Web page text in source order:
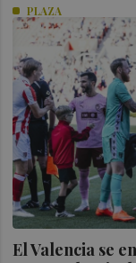
PLAZA
El Valencia se